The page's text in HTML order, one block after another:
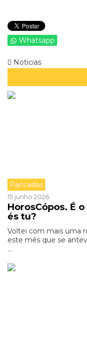
Whatsapp
Noticias
Pancadas
15 junho 2026
HorosCópos. É
és tu?
Voltei com mais uma
este mês que se
...